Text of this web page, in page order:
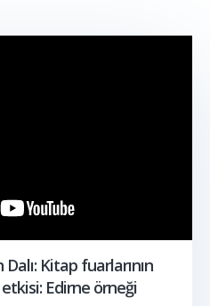
Kitap fuarlarının
etkisi: Edirne örneği